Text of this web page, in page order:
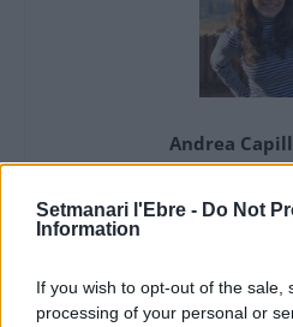
Setmanari l'Ebre - Do Not
Information
If you wish to opt-out of the sale,
processing of your personal or
Andrea
ARTICLES RELACIONATS